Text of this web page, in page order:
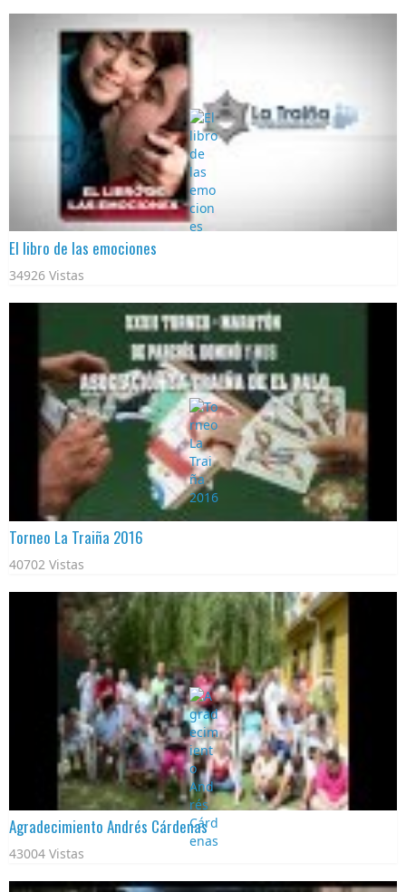
El libro de las emociones
34926 Vistas
Torneo La Traiña 2016
40702 Vistas
Agradecimiento Andrés Cárdenas
43004 Vistas